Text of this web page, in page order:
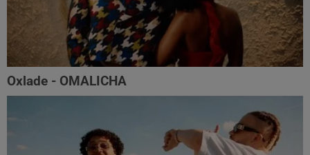
Oxlade - OMALICHA